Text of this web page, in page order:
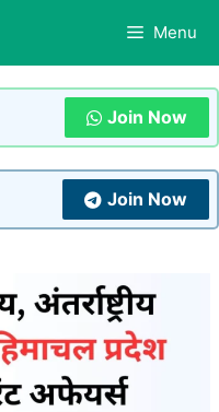
Menu
Join Now
Join Now